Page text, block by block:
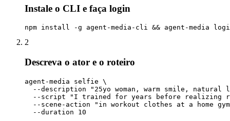
Instale o CLI e faça login
npm install -g agent-media-cli && agent-media
2
Descreva o ator e o roteiro
agent-media selfie \
--description "25yo woman, warm smile, natural
--script "I trained for years before realizing
--scene-action "in workout clothes at a home
  --duration 10